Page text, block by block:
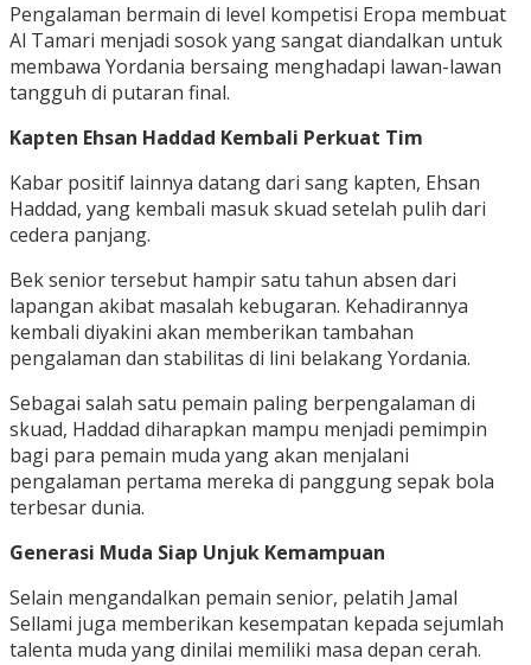
Pengalaman bermain di level kompetisi Eropa membuat
Al Tamari menjadi sosok yang sangat diandalkan untuk
membawa Yordania bersaing menghadapi lawan-lawan
tangguh di putaran final.
Kapten Ehsan Haddad Kembali Perkuat Tim
Kabar positif lainnya datang dari sang kapten, Ehsan
Haddad, yang kembali masuk skuad setelah pulih dari
cedera panjang.
Bek senior tersebut hampir satu tahun absen dari
lapangan akibat masalah kebugaran. Kehadirannya
kembali diyakini akan memberikan tambahan
pengalaman dan stabilitas di lini belakang Yordania.
Sebagai salah satu pemain paling berpengalaman di
skuad, Haddad diharapkan mampu menjadi pemimpin
bagi para pemain muda yang akan menjalani
pengalaman pertama mereka di panggung sepak bola
terbesar dunia.
Generasi Muda Siap Unjuk Kemampuan
Selain mengandalkan pemain senior, pelatih Jamal
Sellami juga memberikan kesempatan kepada sejumlah
talenta muda yang dinilai memiliki masa depan cerah.